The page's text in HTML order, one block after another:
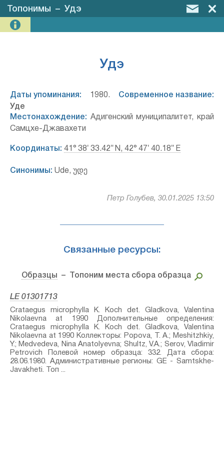
Топонимы – Удэ
Удэ
Даты упоминания: 1980. Современное название:
Уде
Местонахождение: Адигенский муниципалитет, край
Самцхе-Джавахети
Координаты: 41° 38′ 33.42″ N, 42° 47′ 40.18″ E
Синонимы: Ude, უდე
Петр Голубев, 30.01.2025 13:50
Связанные ресурсы:
Образцы – Топоним места сбора образца
LE 01301713
Crataegus microphylla K. Koch⁣ det. Gladkova, Valentina
Nikolaevna at 1990 Дополнительные определения:
Crataegus microphylla K. Koch⁣ det. Gladkova, Valentina
Nikolaevna at 1990 Коллекторы: Popova, T. A.; Meshitzhkiy,
Y.; Medvedeva, Nina Anatolyevna; Shultz, V.A.; Serov, Vladimir
Petrovich Полевой номер образца: 332. Дата сбора:
28.06.1980. Административные регионы: GE - Samtskhe-
Javakheti. Топ ...